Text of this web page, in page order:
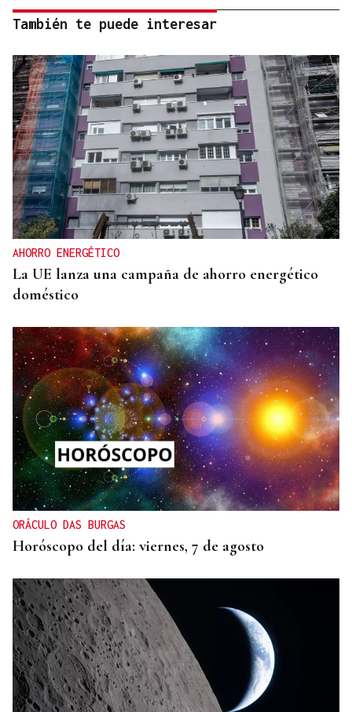
También te puede interesar
AHORRO ENERGÉTICO
La UE lanza una campaña de ahorro energético
doméstico
ORÁCULO DAS BURGAS
Horóscopo del día: viernes, 7 de agosto